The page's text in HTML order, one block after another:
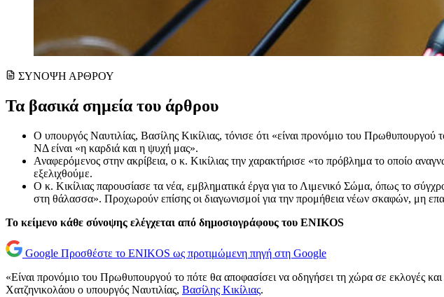
ΣΥΝΟΨΗ ΑΡΘΡΟΥ
Τα βασικά σημεία του άρθρου
Ο υπουργός Ναυτιλίας, Βασίλης Κικίλιας, τόνισε ότι «είναι προνόμιο του
ΝΔ είναι «η καρδιά και η ψυχή μας».
Αναφερόμενος στην ακρίβεια, ο κ. Κικίλιας την χαρακτήρισε «το πρόβλημα το οποίο
εξελιχθούμε.
Ο κ. Κικίλιας παρουσίασε τα νέα, εμβληματικά έργα για το Λιμενικό Σώμα, όπως το
στη θάλασσα». Προχωρούν επίσης οι διαγωνισμοί για την προμήθεια νέων σκαφών, μη
Το κείμενο κάθε σύνοψης ελέγχεται από δημοσιογράφους του ENIKOS
Google Προσθέστε το ENIKOS ως προτιμώμενη πηγή στη Google
«Είναι προνόμιο του Πρωθυπουργού το πότε θα αποφασίσει να οδηγήσει τη χώρα σε εκλογές
Χατζηνικολάου ο υπουργός Ναυτιλίας, Βασίλης Κικίλιας.